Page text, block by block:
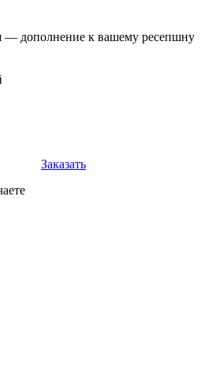
— дополнение к вашему ресепшну
Заказать